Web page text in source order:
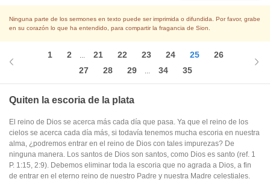
Ninguna parte de los sermones en texto puede ser imprimida o difundida. Por favor, grabe
en su corazón lo que ha entendido, para compartir la fragancia de Sion.
1 2 21 22 23 24 25
26
27
28 29 34 35
Quiten la escoria de la plata
El reino de Dios se acerca más cada día que pasa. Ya que el reino de los
cielos se acerca cada día más, si todavía tenemos mucha escoria en nuestra
alma, ¿podremos entrar en el reino de Dios con tales impurezas? De
ninguna manera. Los santos de Dios son santos, como Dios es santo (ref. 1
P. 1:15, 2:9). Debemos eliminar toda la escoria que no agrada a Dios, a fin
de entrar en el eterno reino de nuestro Padre y nuestra Madre celestiales.